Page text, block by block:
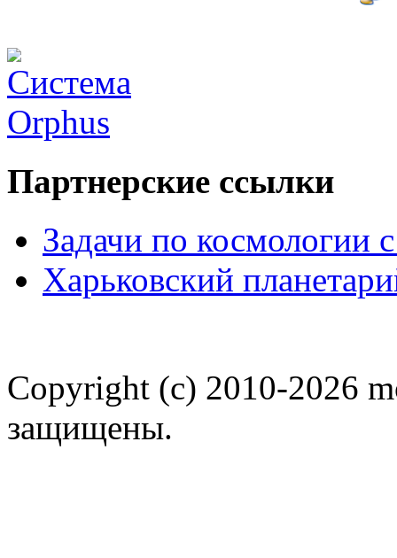
Партнерские ссылки
Задачи по космологии
Харьковский
Copyright (c) 2010-2026
защищены.